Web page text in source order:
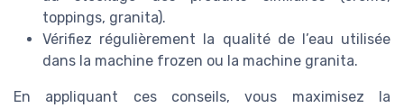
toppings, granita).
Vérifiez régulièrement la qualité de l’eau utilisée
dans la machine frozen ou la machine granita.
En appliquant ces conseils, vous maximisez la